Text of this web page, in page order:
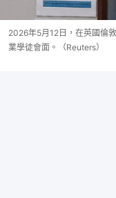
2026年5月12日，在英國倫
業學徒會面。（Reuters）